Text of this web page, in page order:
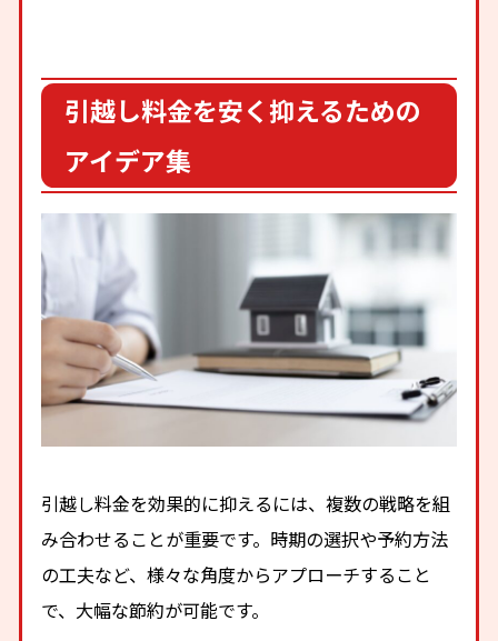
引越し料金を安く抑えるための
アイデア集
引越し料金を効果的に抑えるには、複数の戦略を組
み合わせることが重要です。時期の選択や予約方法
の工夫など、様々な角度からアプローチすること
で、大幅な節約が可能です。